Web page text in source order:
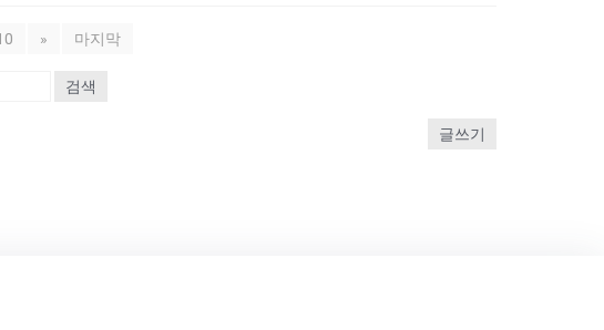
» 마지막
검색
글쓰기